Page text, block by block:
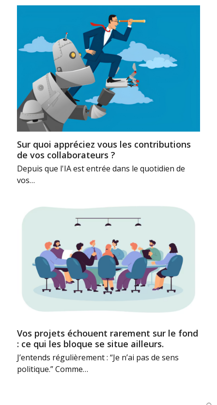
Sur quoi appréciez vous les contributions
de vos collaborateurs ?
Depuis que l'IA est entrée dans le quotidien de
vos…
Vos projets échouent rarement sur le fond
: ce qui les bloque se situe ailleurs.
J’entends régulièrement : “Je n’ai pas de sens
politique.” Comme…